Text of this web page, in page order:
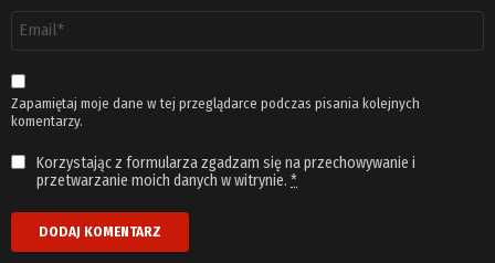
email
*
Zapamiętaj moje dane w tej przeglądarce podczas pisania kolejnych
komentarzy.
Korzystając z formularza zgadzam się na przechowywanie i
przetwarzanie moich danych w witrynie. *